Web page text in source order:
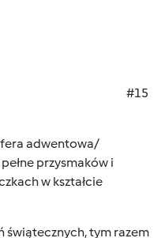
#15
adwentowa/
przysmaków i
w kształcie
świątecznych, tym razem